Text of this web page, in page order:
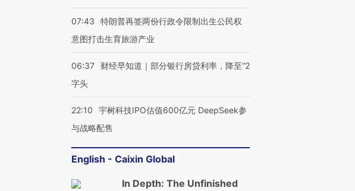
07:43
特朗普再签两份行政令限制出生公民权
意图打击生育旅游产业
06:37
财经早知道｜部分银行房贷利率，降至“2
字头
22:10
宇树科技IPO估值600亿元 DeepSeek参
与战略配售
English - Caixin Global
In Depth: The Unfinished